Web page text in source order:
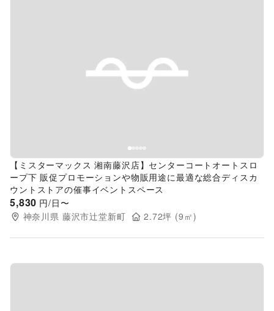
Previous slide
【ミスターマックス 湘南藤沢店】センターコートオートスロ
ープ下 販促プロモーションや物販用途に最適な総合ディスカ
ウントストアの催事イベントスペース
5,830 円/日〜
神奈川県 藤沢市辻堂新町 2.72坪 (9 ㎡)